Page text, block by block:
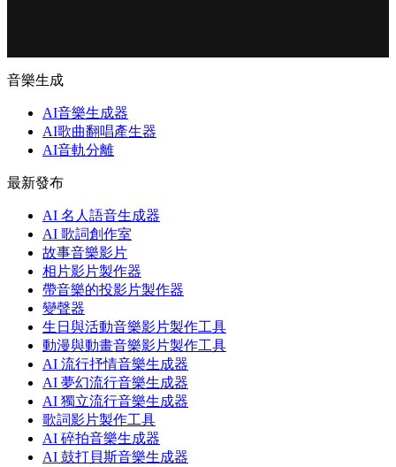
音樂生成
AI音樂生成器
AI歌曲翻唱產生器
AI音軌分離
最新發布
AI 名人語音生成器
AI 歌詞創作室
故事音樂影片
相片影片製作器
帶音樂的投影片製作器
變聲器
生日與活動音樂影片製作工具
動漫與動畫音樂影片製作工具
AI 流行抒情音樂生成器
AI 夢幻流行音樂生成器
AI 獨立流行音樂生成器
歌詞影片製作工具
AI 碎拍音樂生成器
AI 鼓打貝斯音樂生成器